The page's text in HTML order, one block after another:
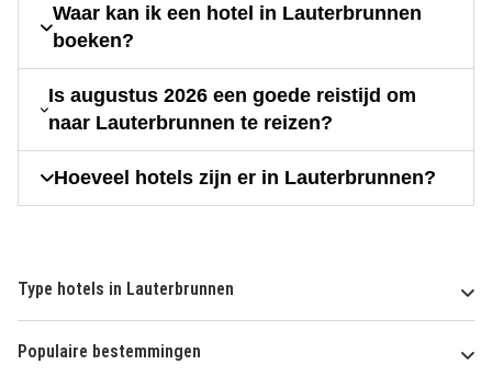
Waar kan ik een hotel in Lauterbrunnen
boeken?
Is augustus 2026 een goede reistijd om
naar Lauterbrunnen te reizen?
Hoeveel hotels zijn er in Lauterbrunnen?
Type hotels in Lauterbrunnen
Populaire bestemmingen